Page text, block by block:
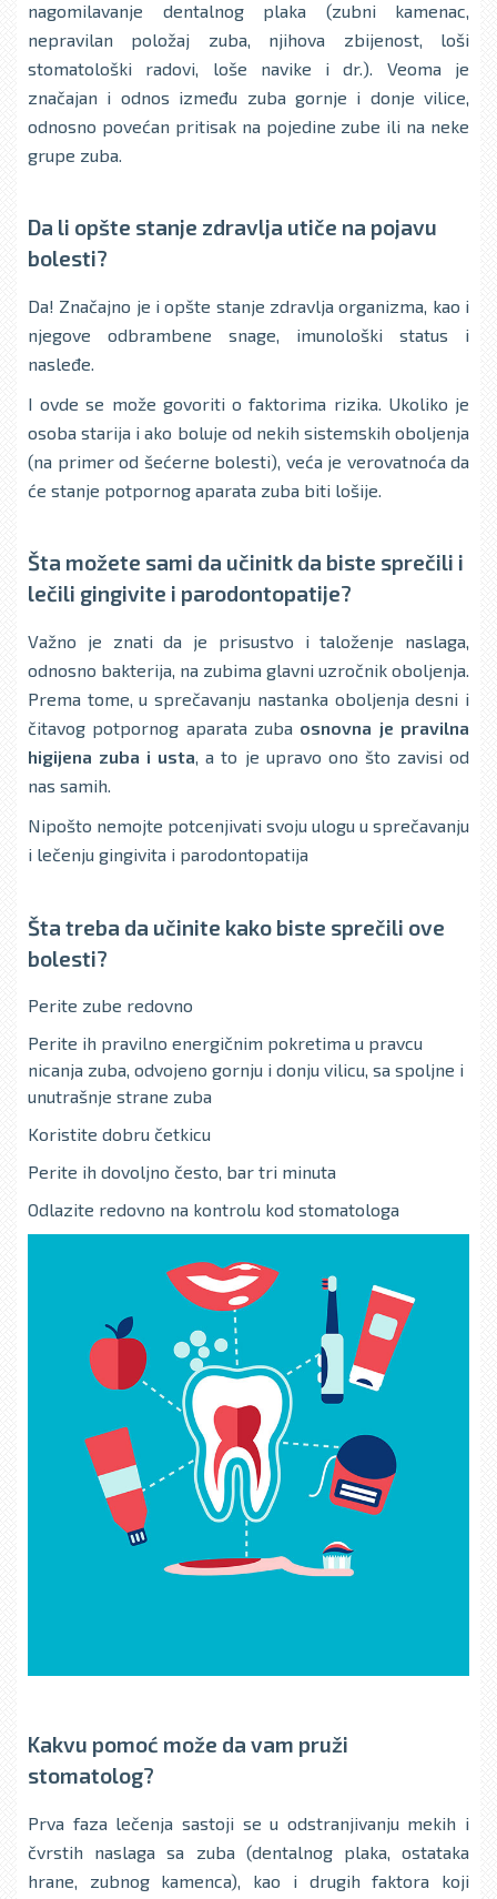
nagomilavanje dentalnog plaka (zubni kamenac,
nepravilan položaj zuba, njihova zbijenost, loši
stomatološki radovi, loše navike i dr.). Veoma je
značajan i odnos između zuba gornje i donje vilice,
odnosno povećan pritisak na pojedine zube ili na neke
grupe zuba.
Da li opšte stanјe zdravlja utiče na pojavu
bolesti?
Da! Značajno je i opšte stanje zdravlјa organizma, kao i
njegove odbrambene snage, imunološki status i
nasleđe.
I ovde se može govoriti o faktorima rizika. Ukoliko je
osoba starija i ako boluje od nekih sistemskih obolјenja
(na primer od šećerne bolesti), veća je verovatnoća da
će stanje potpornog aparata zuba biti lošije.
Šta možete sami da učinitk da biste sprečili i
lečili gingivite i parodontopatije?
Važno je znati da je prisustvo i taloženje naslaga,
odnosno bakterija, na zubima glavni uzročnik oboljenja.
Prema tome, u sprečavanju nastanka oboljenja desni i
čitavog potpornog aparata zuba osnovna je pravilna
higijena zuba i usta, a to je upravo ono što zavisi od
nas samih.
Nipošto nemojte potcenjivati svoju ulogu u sprečavanju
i lečenju gingivita i parodontopatija
Šta treba da učinite kako biste sprečili ove
bolesti?
Perite zube redovno
Perite ih pravilno energičnim pokretima u pravcu
nicanja zuba, odvojeno gornju i donju vilicu, sa spolјne i
unutrašnje strane zuba
Koristite dobru četkicu
Perite ih dovoljno često, bar tri minuta
Odlazite redovno na kontrolu kod stomatologa
Kakvu pomoć može da vam pruži
stomatolog?
Prva faza lečenja sastoji se u odstranjivanju mekih i
čvrstih naslaga sa zuba (dentalnog plaka, ostataka
hrane, zubnog kamenca), kao i drugih faktora koji